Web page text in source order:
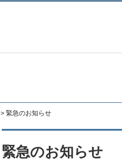
> 緊急のお知らせ
緊急のお知らせ